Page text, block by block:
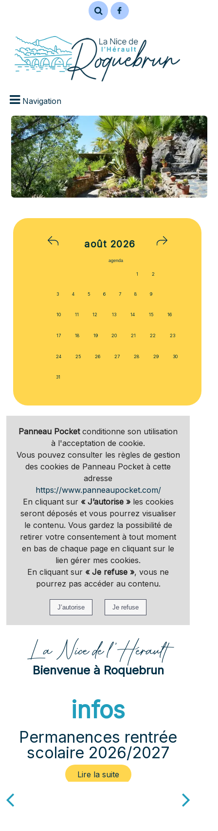
Navigation
août 2026
agenda
1 2
3 4 5 6 7 8 9
10 11 12 13 14 15 16
17 18 19 20 21 22 23
24 25 26 27 28 29 30
31
Panneau Pocketconditionne son utilisation
à l'acceptation de cookie.
Vous pouvez consulter les règles de gestion
des cookies de Panneau Pocket à cette
adresse
https://www.panneaupocket.com/
En cliquant sur « J’autorise »les cookies
seront déposés et vous pourrez visualiser
le contenu. Vous gardez la possibilité de
retirer votre consentement à tout moment
en bas de chaque page en cliquant sur le
lien gérer mes cookies.
En cliquant sur « Je refuse », vous ne
pourrez pas accéder au contenu.
La Nice de l'Hérault
Bienvenue à Roquebrun
infos
Permanences rentrée
scolaire 2026/2027